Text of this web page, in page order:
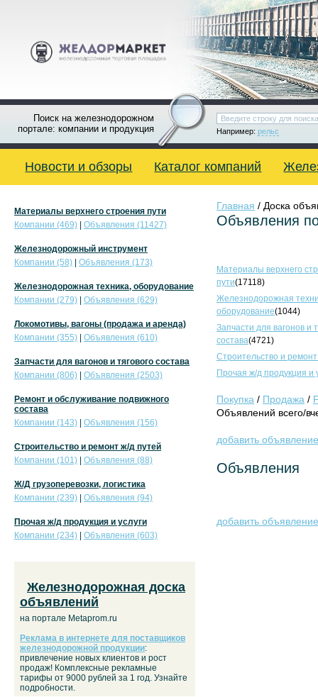
Поиск на железнодорожном
портале: компании и продукция
Например: рельс
Новости и обзоры Каталог компаний
Главная / Доска
Объявления
Материалы верхнего
пути(17118)
Железнодорожная
оборудование(1044)
Запчасти для вагонов и
состава(4721)
Строительство и
Прочая ж/д продукция и
Покупка / Продажа /
Объявлений всего/
добавить объявление
Объявления
добавить объявление
Материалы верхнего строения пути
Компании (469)
Объявления (11427)
Железнодорожный инструмент
Компании (58)
Объявления (173)
Железнодорожная техника, оборудование
Компании (279)
Объявления (629)
Локомотивы, вагоны (продажа и аренда)
Компании (355)
Объявления (610)
Запчасти для вагонов и тягового состава
Компании (806)
Объявления (2503)
Ремонт и обслуживание подвижного
состава
Компании (143)
Объявления (156)
Строительство и ремонт ж/д путей
Компании (101)
Объявления (88)
Ж/Д грузоперевозки, логистика
Компании (239)
Объявления (94)
Прочая ж/д продукция и услуги
Компании (234)
Объявления (603)
Железнодорожная доска
объявлений
на портале Metaprom.ru
Реклама в интернете для поставщиков
железнодорожной продукции:
привлечение новых клиентов и рост
продаж! Комплексные рекламные
тарифы от 9000 рублей за 1 год. Узнайте
подробности.